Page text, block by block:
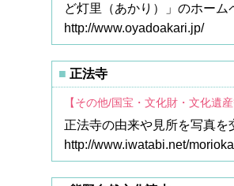
ど灯里（あかり）」のホーム
http://www.oyadoakari.jp/
正法寺
【その他/国宝・文化財・文化遺
正法寺の由来や見所を写真を
http://www.iwatabi.net/